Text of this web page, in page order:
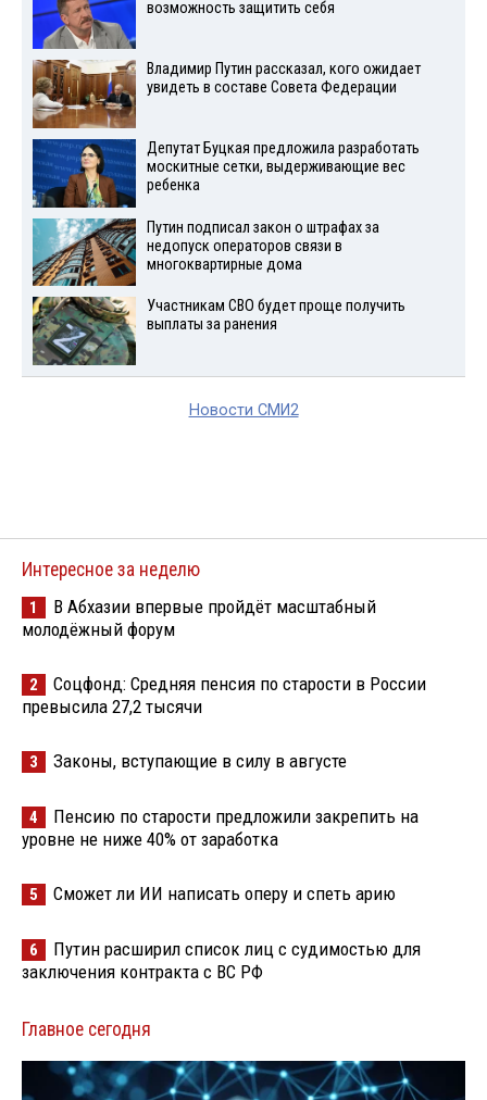
возможность защитить себя
Владимир Путин рассказал, кого ожидает
увидеть в составе Совета Федерации
Депутат Буцкая предложила разработать
москитные сетки, выдерживающие вес
ребенка
Путин подписал закон о штрафах за
недопуск операторов связи в
многоквартирные дома
Участникам СВО будет проще получить
выплаты за ранения
Новости СМИ2
Интересное за неделю
1
В Абхазии впервые пройдёт масштабный
молодёжный форум
2
Соцфонд: Средняя пенсия по старости в России
превысила 27,2 тысячи
3 Законы, вступающие в силу в августе
4
Пенсию по старости предложили закрепить на
уровне не ниже 40% от заработка
5 Сможет ли ИИ написать оперу и спеть арию
6
Путин расширил список лиц с судимостью для
заключения контракта с ВС РФ
Главное сегодня